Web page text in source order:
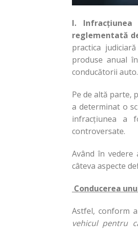
I. Infracțiunea
reglementată
practica
produse anual
conducătorii auto.
Pe de altă parte,
a determinat o
infracțiunea a
controversate.
Având în
câteva aspecte
Conducerea
Astfel, conform
vehicul pentru